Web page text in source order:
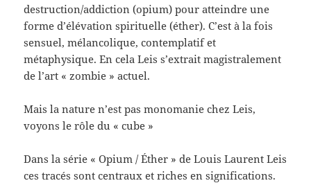
destruction/addiction (opium) pour atteindre une
forme d’élévation spirituelle (éther). C’est à la fois
sensuel, mélancolique, contemplatif et
métaphysique. En cela Leis s’extrait magistralement
de l’art « zombie » actuel.
Mais la nature n’est pas monomanie chez Leis,
voyons le rôle du « cube »
Dans la série « Opium / Éther » de Louis Laurent Leis
ces tracés sont centraux et riches en significations.